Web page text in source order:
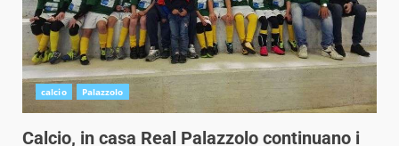
calcio Palazzolo
Calcio, in casa Real Palazzolo continuano i